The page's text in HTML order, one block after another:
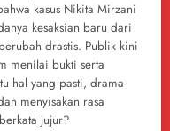
kasus Nikita Mirzani
kesaksian baru dari
drastis. Publik kini
menilai bukti serta
hal yang pasti, drama
menyisakan rasa
jujur?